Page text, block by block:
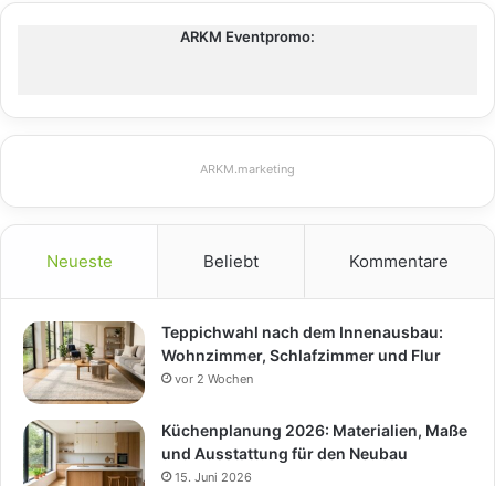
ARKM Eventpromo:
ARKM.marketing
Neueste Beliebt Kommentare
Teppichwahl nach dem Innenausbau:
Wohnzimmer, Schlafzimmer und Flur
vor 2 Wochen
Küchenplanung 2026: Materialien, Maße
und Ausstattung für den Neubau
15. Juni 2026